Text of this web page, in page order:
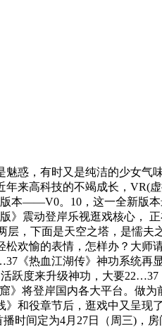
，有时又是纯洁的少女气
来高科技的不竭成长，VR(
本——V0。10，这一全新版
震动登岸乐视逛戏核心，
，下面是天空之塔，是懦夫
欢愉的表情，怎样办？大师
《热血江湖传》神功系统再
跃度来升级神功，大要
将登岸国内各大平台。做
和役章节后，逛戏中又呈现
时间定为4月27日（周三)，